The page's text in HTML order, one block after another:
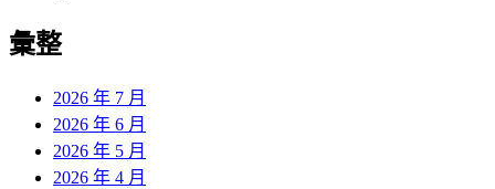
彙整
2026 年 7 月
2026 年 6 月
2026 年 5 月
2026 年 4 月